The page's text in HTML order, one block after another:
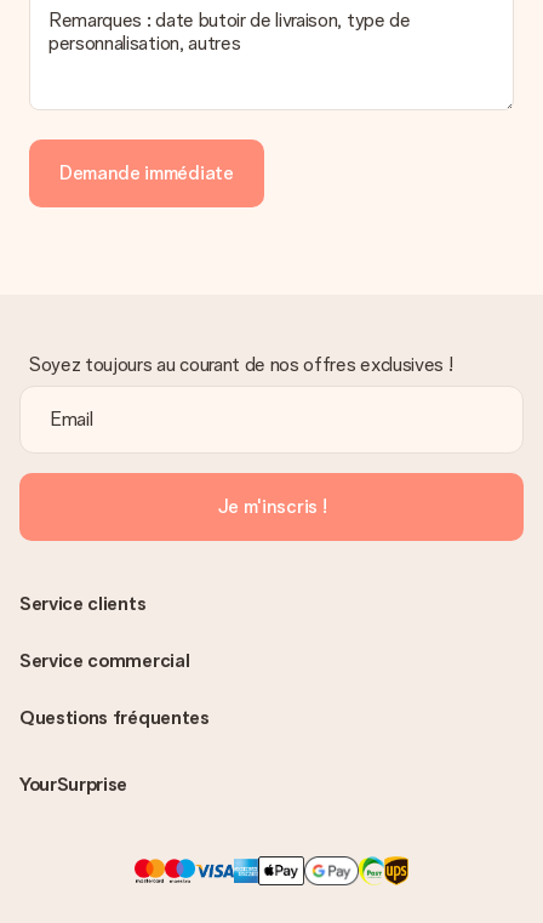
Remarques : date butoir de livraison, type de
personnalisation, autres
Demande immédiate
Soyez toujours au courant de nos offres exclusives !
Je m'inscris !
Questions fréquentes
YourSurprise
Service clients
Service commercial